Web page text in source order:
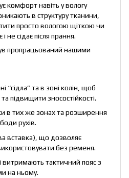
комфорт навіть у вологу
в структуру тканини,
просто вологою щіткою чи
не сідає після прання.
пропрацьований нашими
“сідла” та в зоні колін, щоб
підвищити зносостійкості.
в тих же зонах та розширення
рухів.
вставка), що дозволяє
без ременя.
витримають тактичний пояс з
на ньому.